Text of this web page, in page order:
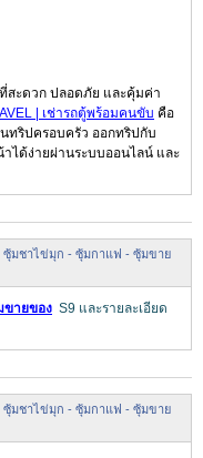
สะดวก ปลอดภัย และคุ้มค่า
| เช่ารถตู้พร้อมคนขับ คือ
ทริปครอบครัว ออกทริปกับ
าได้ง่ายผ่านระบบออนไลน์ และ
ซุ้มชาไข่มุก - ซุ้มกาแฟ - ซุ้มขาย
ายของ S9 และรายละเอียด
ซุ้มชาไข่มุก - ซุ้มกาแฟ - ซุ้มขาย